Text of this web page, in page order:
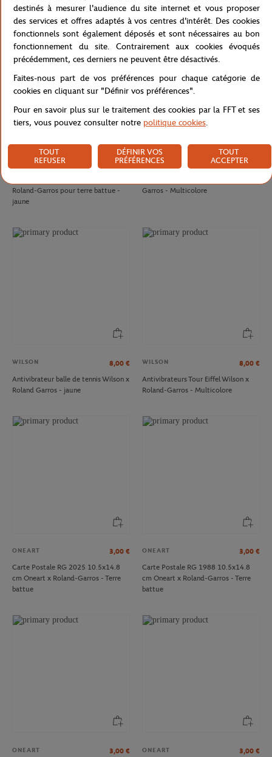
Roland-Garros - Marine
WILSON 10,50 €
Roland-Garros pour terre battue -
jaune
WILSON 8,00
Garros - Multicolore
WILSON 8,00 €
Antivibrateur balle de tennis Wilson x
Roland Garros - jaune
WILSON 8,00 €
Antivibrateurs Tour Eiffel Wilson x
Roland-Garros - Multicolore
ONEART 3,00 €
Carte Postale RG 2025 10.5x14.8
cm Oneart x Roland-Garros - Terre
battue
ONEART 3,00 €
Carte Postale RG 1988 10.5x14.8
cm Oneart x Roland-Garros - Terre
battue
ONEART 3,00 € ONEART 3,00 €
destinés à mesurer l'audience du site internet et vous proposer
des services et offres adaptés à vos centres d'intérêt. Des cookies
fonctionnels sont également déposés et sont nécessaires au bon
fonctionnement du site. Contrairement aux cookies évoqués
précédemment, ces derniers ne peuvent être désactivés.
Faites-nous part de vos préférences pour chaque catégorie de
cookies en cliquant sur "Définir vos préférences".
Pour en savoir plus sur le traitement des cookies par la FFT et ses
tiers, vous pouvez consulter notre politique cookies.
TOUT
REFUSER
DÉFINIR VOS
PRÉFÉRENCES
TOUT
ACCEPTER